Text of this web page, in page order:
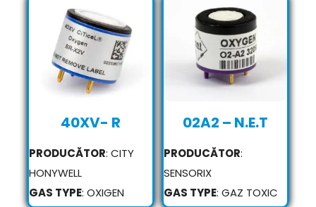
40XV- R
PRODUCĂTOR: CITY
HONYWELL
GAS TYPE: OXIGEN
02A2 – N.E.T
PRODUCĂTOR:
SENSORIX
GAS TYPE: GAZ TOXIC